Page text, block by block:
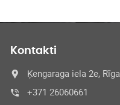
Kontakti
Ķengaraga iela 2e, Rīga
+371 26060661